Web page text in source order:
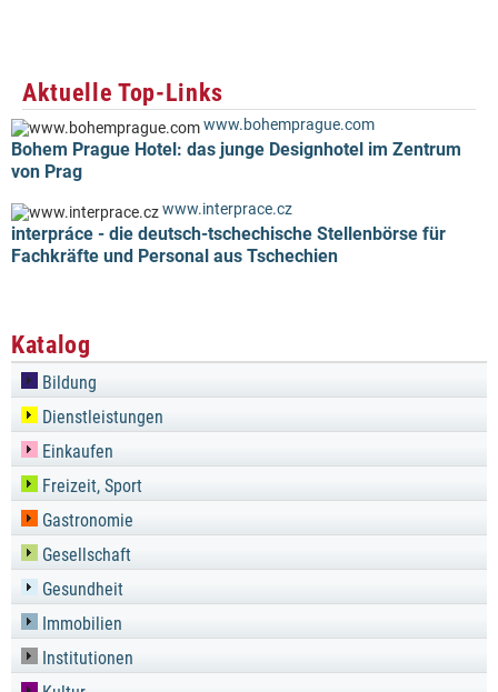
Aktuelle Top-Links
www.bohemprague.com
Bohem Prague Hotel: das junge Designhotel im Zentrum
von Prag
www.interprace.cz
interpráce - die deutsch-tschechische Stellenbörse für
Fachkräfte und Personal aus Tschechien
Katalog
Bildung
Dienstleistungen
Einkaufen
Freizeit, Sport
Gastronomie
Gesellschaft
Gesundheit
Immobilien
Institutionen